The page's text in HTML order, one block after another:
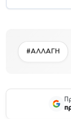
#ΑΛΛΑΓΗ